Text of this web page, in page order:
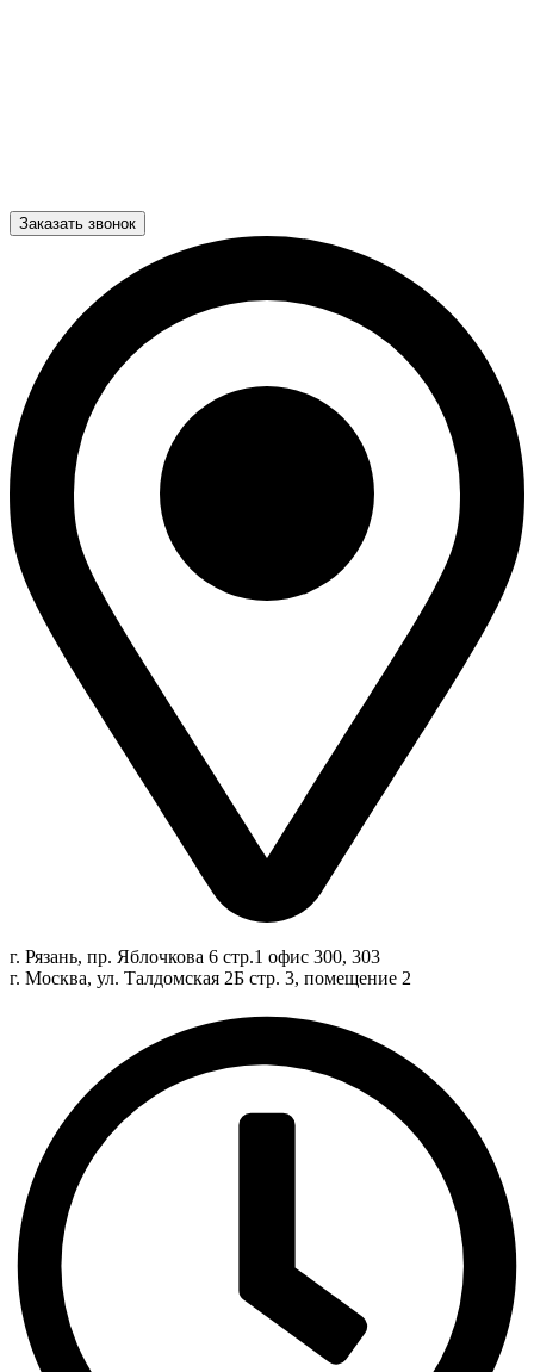
Заказать звонок
г. Рязань, пр. Яблочкова 6 стр.1 офис 300, 303
г. Москва, ул. Талдомская 2Б стр. 3, помещение 2